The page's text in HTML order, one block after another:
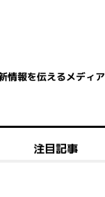
情報を伝えるメディア
注目記事